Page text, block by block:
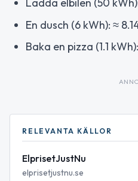
Ladda elbilen (50
En dusch (6 kWh): ≈
Baka en pizza (1.1
RELEVANTA KÄLLOR
ElprisetJustNu
elprisetjustnu.se